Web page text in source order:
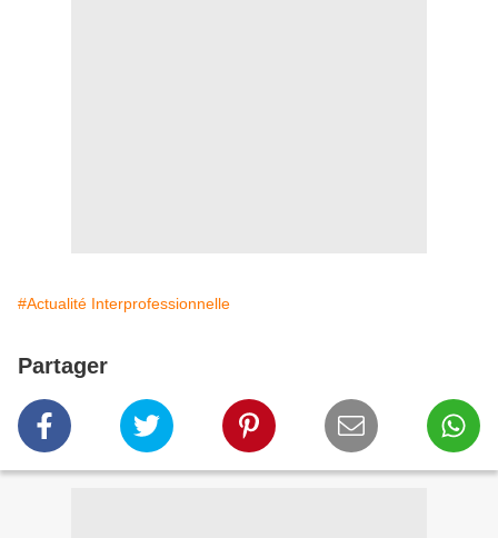
#Actualité Interprofessionnelle
Partager